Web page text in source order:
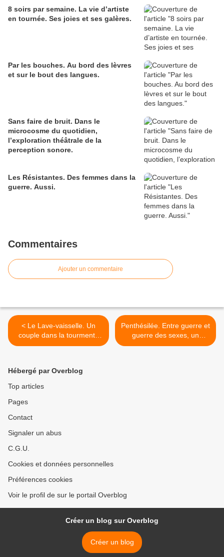
8 soirs par semaine. La vie d’artiste
en tournée. Ses joies et ses galères.
Par les bouches. Au bord des lèvres
et sur le bout des langues.
Sans faire de bruit. Dans le
microcosme du quotidien,
l’exploration théâtrale de la
perception sonore.
Les Résistantes. Des femmes dans la
guerre. Aussi.
Commentaires
Ajouter un commentaire
< Le Lave-vaisselle. Un
couple dans la tourmente
électroménagère.
Penthésilée. Entre guerre et
guerre des sexes, un
déchirement d’amour et de
Hébergé par Overblog
Top articles
Pages
Contact
Signaler un abus
C.G.U.
Cookies et données personnelles
Préférences cookies
Voir le profil de sur le portail Overblog
Créer un blog sur Overblog
Créer un blog